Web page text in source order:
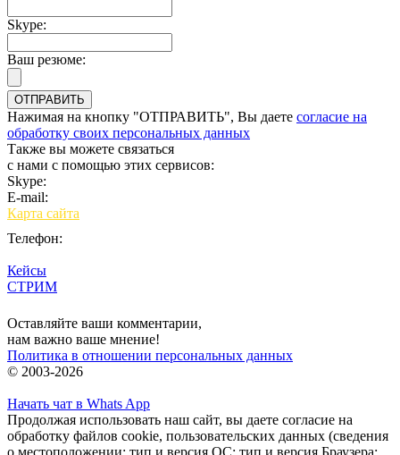
Skype:
Ваш резюме:
Нажимая на кнопку "ОТПРАВИТЬ", Вы даете согласие на
обработку своих персональных данных
Также вы можете связаться
с нами с помощью этих сервисов:
Skype:
E-mail:
Карта сайта
Телефон:
Кейсы
СТРИМ
Оставляйте ваши комментарии,
нам важно ваше мнение!
Политика в отношении персональных данных
© 2003-2026
Начать чат в Whats App
Продолжая использовать наш сайт, вы даете согласие на
обработку файлов cookie, пользовательских данных (сведения